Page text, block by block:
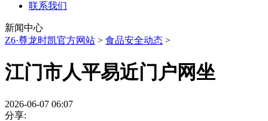
联系我们
新闻中心
Z6·尊龙时凯官方网站 > 食品安全动态 >
江门市人平易近门户网坐
2026-06-07 06:07
分享: